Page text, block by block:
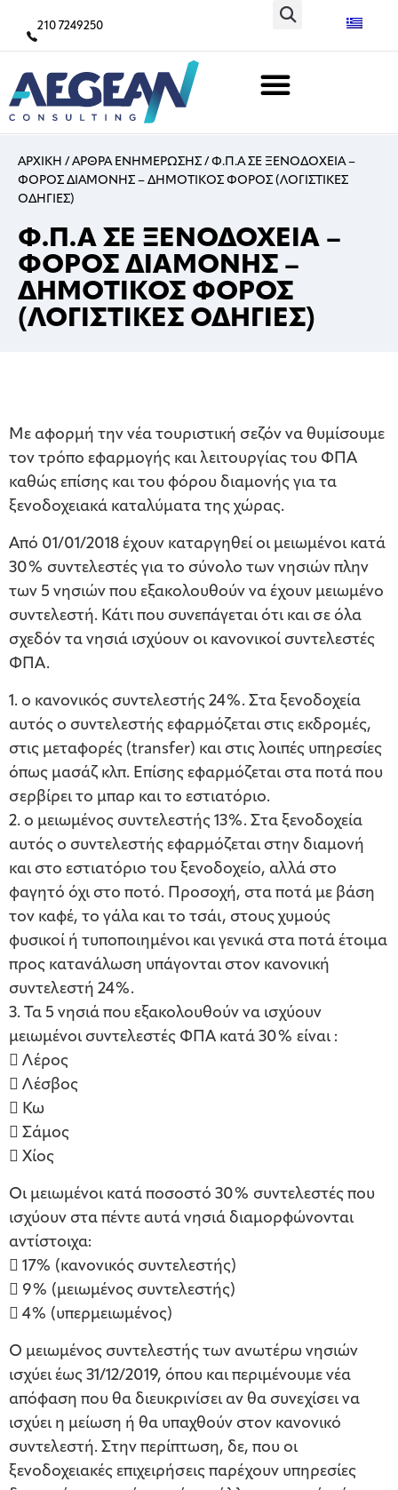
210 7249250
ΑΡΧΙΚΗ / ΑΡΘΡΑ ΕΝΗΜΕΡΩΣΗΣ / Φ.Π.Α ΣΕ ΞΕΝΟΔΟΧΕΙΑ –
ΦΟΡΟΣ ΔΙΑΜΟΝΗΣ – ΔΗΜΟΤΙΚΟΣ ΦΟΡΟΣ (ΛΟΓΙΣΤΙΚΕΣ
ΟΔΗΓΙΕΣ)
Φ.Π.Α ΣΕ ΞΕΝΟΔΟΧΕΙΑ –
ΦΟΡΟΣ ΔΙΑΜΟΝΗΣ –
ΔΗΜΟΤΙΚΟΣ ΦΟΡΟΣ
(ΛΟΓΙΣΤΙΚΕΣ ΟΔΗΓΙΕΣ)
Με αφορμή την νέα τουριστική σεζόν να θυμίσουμε
τον τρόπο εφαρμογής και λειτουργίας του ΦΠΑ
καθώς επίσης και του φόρου διαμονής για τα
ξενοδοχειακά καταλύματα της χώρας.
Από 01/01/2018 έχουν καταργηθεί οι μειωμένοι κατά
30% συντελεστές για το σύνολο των νησιών πλην
των 5 νησιών που εξακολουθούν να έχουν μειωμένο
συντελεστή. Κάτι που συνεπάγεται ότι και σε όλα
σχεδόν τα νησιά ισχύουν οι κανονικοί συντελεστές
ΦΠΑ.
1. ο κανονικός συντελεστής 24%. Στα ξενοδοχεία
αυτός ο συντελεστής εφαρμόζεται στις εκδρομές,
στις μεταφορές (transfer) και στις λοιπές υπηρεσίες
όπως μασάζ κλπ. Επίσης εφαρμόζεται στα ποτά που
σερβίρει το μπαρ και το εστιατόριο.
2. ο μειωμένος συντελεστής 13%. Στα ξενοδοχεία
αυτός ο συντελεστής εφαρμόζεται στην διαμονή
και στο εστιατόριο του ξενοδοχείο, αλλά στο
φαγητό όχι στο ποτό. Προσοχή, στα ποτά με βάση
τον καφέ, το γάλα και το τσάι, στους χυμούς
φυσικοί ή τυποποιημένοι και γενικά στα ποτά έτοιμα
προς κατανάλωση υπάγονται στον κανονική
συντελεστή 24%.
3. Τα 5 νησιά που εξακολουθούν να ισχύουν
μειωμένοι συντελεστές ΦΠΑ κατά 30% είναι :
 Λέρος
 Λέσβος
 Κω
 Σάμος
 Χίος
Οι μειωμένοι κατά ποσοστό 30% συντελεστές που
ισχύουν στα πέντε αυτά νησιά διαμορφώνονται
αντίστοιχα:
 17% (κανονικός συντελεστής)
 9% (μειωμένος συντελεστής)
 4% (υπερμειωμένος)
Ο μειωμένος συντελεστής των ανωτέρω νησιών
ισχύει έως 31/12/2019, όπου και περιμένουμε νέα
απόφαση που θα διευκρινίσει αν θα συνεχίσει να
ισχύει η μείωση ή θα υπαχθούν στον κανονικό
συντελεστή. Στην περίπτωση, δε, που οι
ξενοδοχειακές επιχειρήσεις παρέχουν υπηρεσίες